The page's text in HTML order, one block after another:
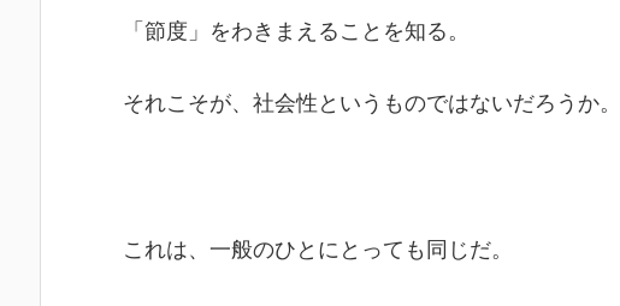
「節度」をわきまえることを知る。
それこそが、社会性というものではないだろうか。
これは、一般のひとにとっても同じだ。